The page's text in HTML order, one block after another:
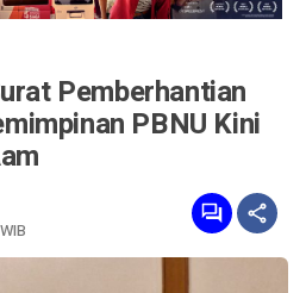
Pemberhantian
PBNU Kini